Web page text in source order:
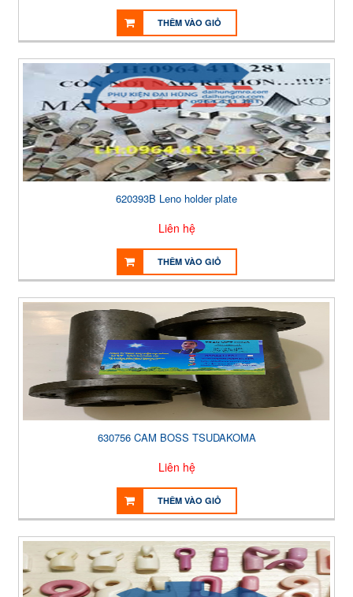
THÊM VÀO GIỎ
620393B Leno holder plate
Liên hệ
THÊM VÀO GIỎ
630756 CAM BOSS TSUDAKOMA
Liên hệ
THÊM VÀO GIỎ